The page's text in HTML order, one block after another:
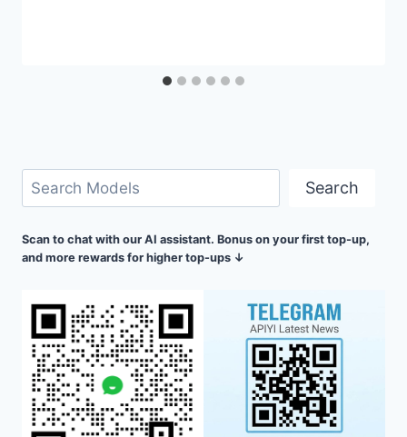
搜
尋
Search
Scan to chat with our AI assistant. Bonus on your first top-up,
and more rewards for higher top-ups ↓